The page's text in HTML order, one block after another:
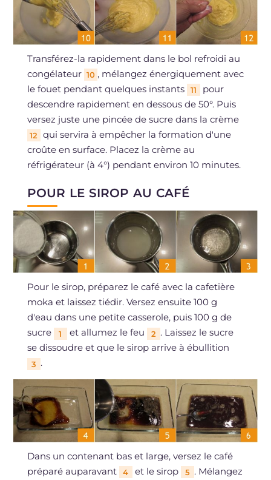
Transférez-la rapidement dans le bol refroidi au
congélateur 10 , mélangez énergiquement avec
le fouet pendant quelques instants
11
pour
descendre rapidement en dessous de 50°. Puis
versez juste une pincée de sucre dans la crème
12
qui servira à empêcher la formation d'une
croûte en surface. Placez la crème au
réfrigérateur (à 4°) pendant environ 10 minutes.
POUR LE SIROP AU CAFÉ
Pour le sirop, préparez le café avec la cafetière
moka et laissez tiédir. Versez ensuite 100 g
d'eau dans une petite casserole, puis 100 g de
sucre
1 et allumez le feu 2 . Laissez le sucre
se dissoudre et que le sirop arrive à ébullition
3 .
Dans un contenant bas et large, versez le café
préparé auparavant
4 et le sirop 5 . Mélangez